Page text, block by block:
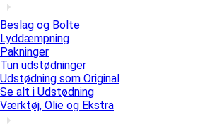
Beslag og Bolte
Lyddæmpning
Pakninger
Tun udstødninger
Udstødning som Original
Se alt i Udstødning
Værktøj, Olie og Ekstra